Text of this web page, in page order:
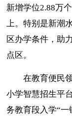
新增学位2.88万
上。特别是新潮
区办学条件，助
点区。
在教育便民
小学智慧招生平
务教育段入学“